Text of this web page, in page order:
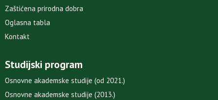
Zaštićena prirodna dobra
Oglasna tabla
Kontakt
Studijski program
Osnovne akademske studije (od 2021.)
Osnovne akademske studije (2013.)